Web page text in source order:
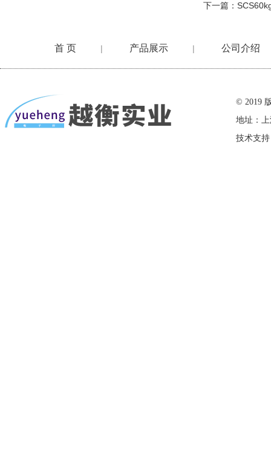
下一篇：
首 页 | 产品展示 | 公司介绍
© 2019
地址：
技术支